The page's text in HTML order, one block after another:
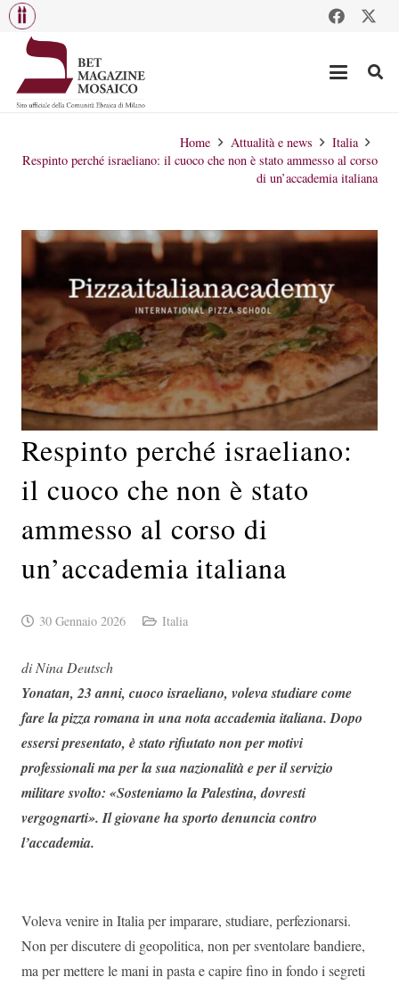
Home Attualità e news
Italia
Respinto perché israeliano: il cuoco che non è stato ammesso al corso
di un’accademia italiana
Respinto perché israeliano:
il cuoco che non è stato
ammesso al corso di
un’accademia italiana
30 Gennaio 2026 Italia
di Nina Deutsch
Yonatan, 23 anni, cuoco israeliano, voleva studiare come
fare la pizza romana in una nota accademia italiana. Dopo
essersi presentato, è stato rifiutato non per motivi
professionali ma per la sua nazionalità e per il servizio
militare svolto: «Sosteniamo la Palestina, dovresti
vergognarti». Il giovane ha sporto denuncia contro
l’accademia.
Voleva venire in Italia per imparare, studiare, perfezionarsi.
Non per discutere di geopolitica, non per sventolare bandiere,
ma per mettere le mani in pasta e capire fino in fondo i segreti